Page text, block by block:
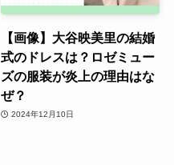
【画像】大谷映美里の結婚
式のドレスは？ロゼミュー
ズの服装が炎上の理由はな
ぜ？
2024年12月10日